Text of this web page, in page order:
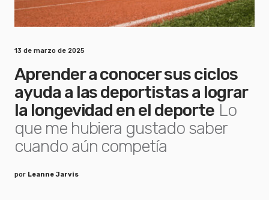
13 de marzo de 2025
Aprender a conocer sus ciclos
ayuda a las deportistas a lograr
la longevidad en el deporte Lo
que me hubiera gustado saber
cuando aún competía
por Leanne Jarvis